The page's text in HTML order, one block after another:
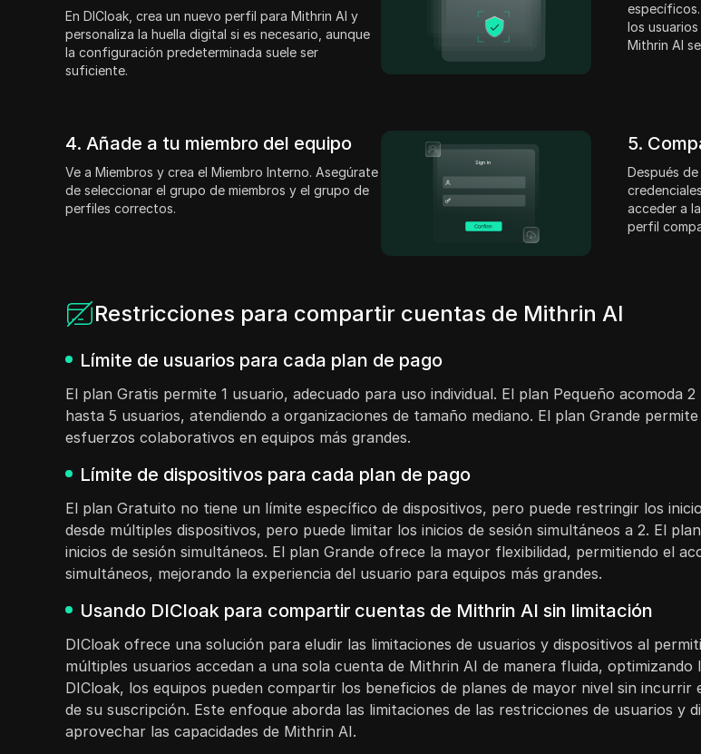
En DICloak, crea un nuevo perfil para Mithrin AI y
personaliza la huella digital si es necesario, aunque
la configuración predeterminada suele ser
suficiente.
los
Mithrin AI
4. Añade a tu miembro del equipo
Ve a Miembros y crea el Miembro Interno. Asegúrate
de seleccionar el grupo de miembros y el grupo de
perfiles correctos.
5.
Después
acceder a
perfil
Restricciones para compartir cuentas de Mithrin AI
Límite de usuarios para cada plan de pago
El plan Gratis permite 1 usuario, adecuado para uso individual. El plan Pequeño acomoda
hasta 5 usuarios, atendiendo a organizaciones de tamaño mediano. El plan Grande
esfuerzos colaborativos en equipos más grandes.
Límite de dispositivos para cada plan de pago
El plan Gratuito no tiene un límite específico de dispositivos, pero puede restringir los
desde múltiples dispositivos, pero puede limitar los inicios de sesión simultáneos a 2. El
inicios de sesión simultáneos. El plan Grande ofrece la mayor flexibilidad, permitiendo el
simultáneos, mejorando la experiencia del usuario para equipos más grandes.
Usando DICloak para compartir cuentas de Mithrin AI sin limitación
DICloak ofrece una solución para eludir las limitaciones de usuarios y dispositivos al
múltiples usuarios accedan a una sola cuenta de Mithrin AI de manera fluida,
DICloak, los equipos pueden compartir los beneficios de planes de mayor nivel sin
de su suscripción. Este enfoque aborda las limitaciones de las restricciones de usuarios
aprovechar las capacidades de Mithrin AI.